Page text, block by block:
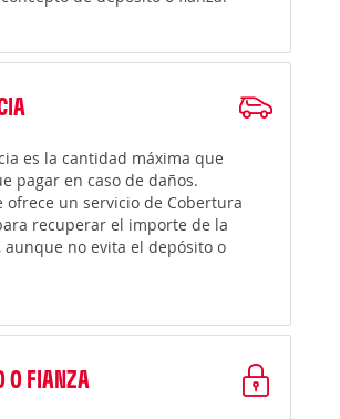
es la cantidad máxima que
pagar en caso de daños.
ofrece un servicio de Cobertura
recuperar el importe de la
no evita el depósito o
O FIANZA